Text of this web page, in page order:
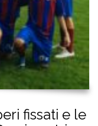
fissati e le